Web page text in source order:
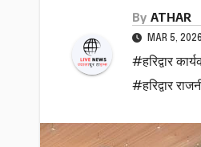
By ATHAR
MAR 5, 2026
#हरिद्वार
#हरिद्वार